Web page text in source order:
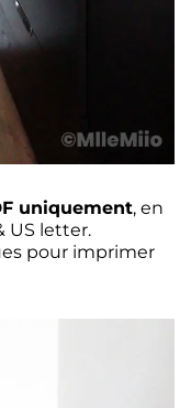
uniquement, en
US letter.
pour imprimer